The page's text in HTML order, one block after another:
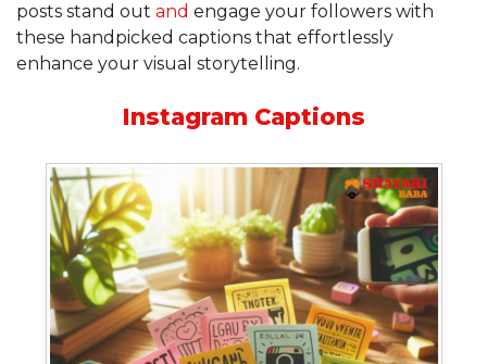
posts stand out and engage your followers with
these handpicked captions that effortlessly
enhance your visual storytelling.
Instagram Captions